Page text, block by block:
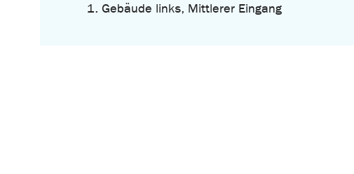
1. Gebäude links, Mittlerer Eingang